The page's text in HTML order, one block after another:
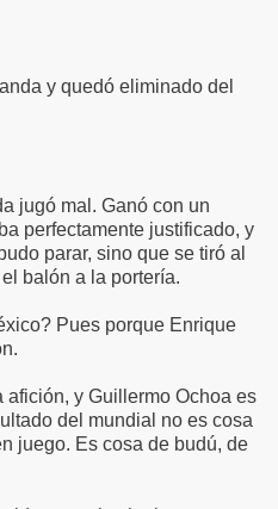
y quedó eliminado del
jugó mal. Ganó con un
perfectamente justificado, y
parar, sino que se tiró al
balón a la portería.
Pues porque Enrique
afición, y Guillermo Ochoa es
del mundial no es cosa
juego. Es cosa de budú, de